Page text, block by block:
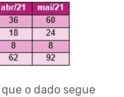
o dado segue